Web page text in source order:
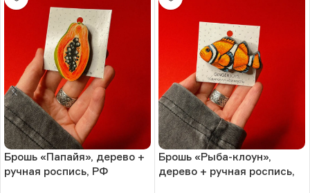
Брошь «Папайя», дерево +
ручная роспись, РФ
Брошь «Рыба-клоун»,
дерево + ручная роспись,